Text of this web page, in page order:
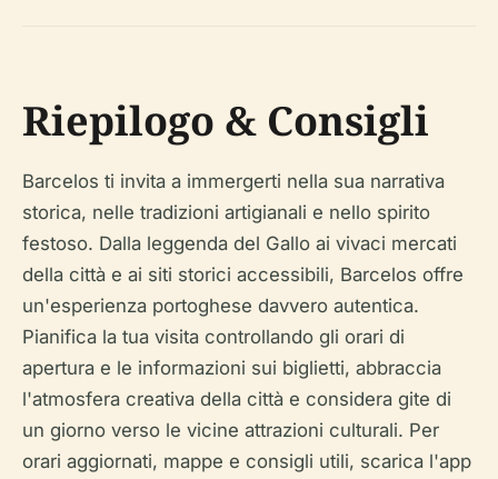
Riepilogo & Consigli
Barcelos ti invita a immergerti nella sua narrativa
storica, nelle tradizioni artigianali e nello spirito
festoso. Dalla leggenda del Gallo ai vivaci mercati
della città e ai siti storici accessibili, Barcelos offre
un'esperienza portoghese davvero autentica.
Pianifica la tua visita controllando gli orari di
apertura e le informazioni sui biglietti, abbraccia
l'atmosfera creativa della città e considera gite di
un giorno verso le vicine attrazioni culturali. Per
orari aggiornati, mappe e consigli utili, scarica l'app